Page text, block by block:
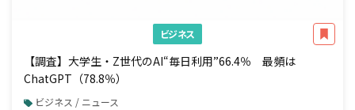
ビジネス
【調査】大学生・Z世代のAI“毎日利用”66.4％ 最頻は
ChatGPT（78.8％）
ビジネス / ニュース